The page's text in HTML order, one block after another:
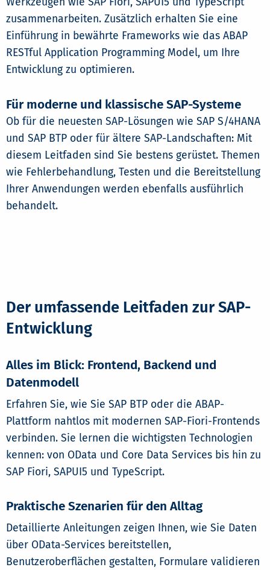
zusammenarbeiten. Zusätzlich erhalten Sie eine
Einführung in bewährte Frameworks wie das ABAP
RESTful Application Programming Model, um Ihre
Entwicklung zu optimieren.
Für moderne und klassische SAP-Systeme
Ob für die neuesten SAP-Lösungen wie SAP S/4HANA
und SAP BTP oder für ältere SAP-Landschaften: Mit
diesem Leitfaden sind Sie bestens gerüstet. Themen
wie Fehlerbehandlung, Testen und die Bereitstellung
Ihrer Anwendungen werden ebenfalls ausführlich
behandelt.
Der umfassende Leitfaden zur SAP-
Entwicklung
Alles im Blick: Frontend, Backend und
Datenmodell
Erfahren Sie, wie Sie SAP BTP oder die ABAP-
Plattform nahtlos mit modernen SAP-Fiori-Frontends
verbinden. Sie lernen die wichtigsten Technologien
kennen: von OData und Core Data Services bis hin zu
SAP Fiori, SAPUI5 und TypeScript.
Praktische Szenarien für den Alltag
Detaillierte Anleitungen zeigen Ihnen, wie Sie Daten
über OData-Services bereitstellen,
Benutzeroberflächen gestalten, Formulare validieren